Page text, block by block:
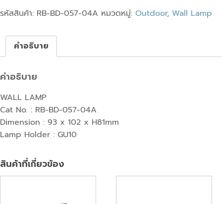
รหัสสินค้า: RB-BD-057-04A หมวดหมู่: Outdoor, Wall Lamp
คำอธิบาย
คำอธิบาย
WALL LAMP
Cat No. : RB-BD-057-04A
Dimension : 93 x 102 x H81mm
Lamp Holder : GU10
สินค้าที่เกี่ยวข้อง